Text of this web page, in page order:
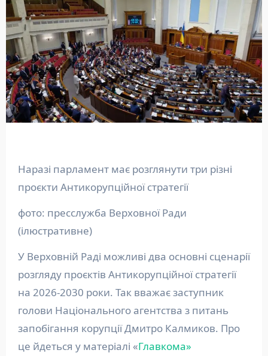
Наразі парламент має розглянути три різні
проєкти Антикорупційної стратегії
фото: пресслужба Верховної Ради
(ілюстративне)
У Верховній Раді можливі два основні сценарії
розгляду проєктів Антикорупційної стратегії
на 2026-2030 роки. Так вважає заступник
голови Національного агентства з питань
запобігання корупції Дмитро Калмиков. Про
це йдеться у матеріалі «Главкома»